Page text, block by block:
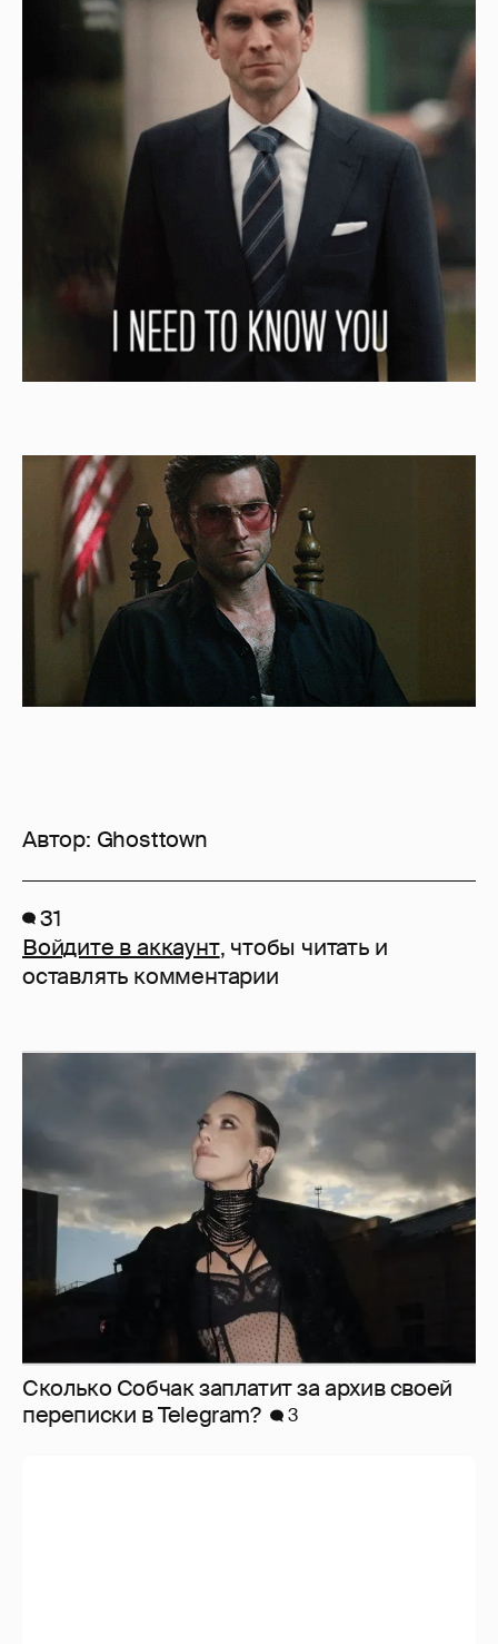
Автор: Ghosttown
31
Войдите в аккаунт, чтобы читать и
оставлять комментарии
Сколько Собчак заплатит за архив своей
перeписки в Telegram?
3